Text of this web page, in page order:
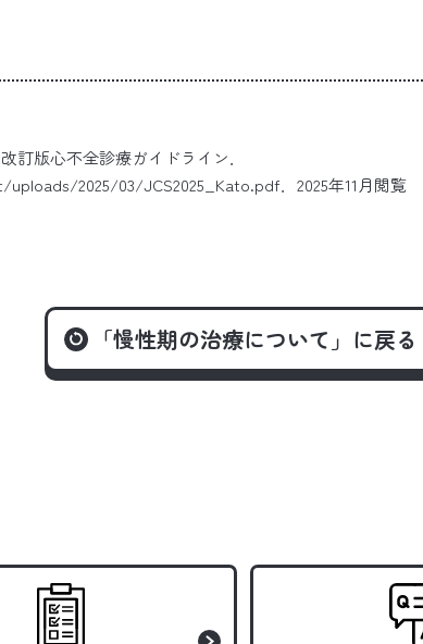
訂版心不全診療ガイドライン．
2025/03/JCS2025_Kato.pdf．2025年11月閲覧
「慢性期の治療について」 に戻る